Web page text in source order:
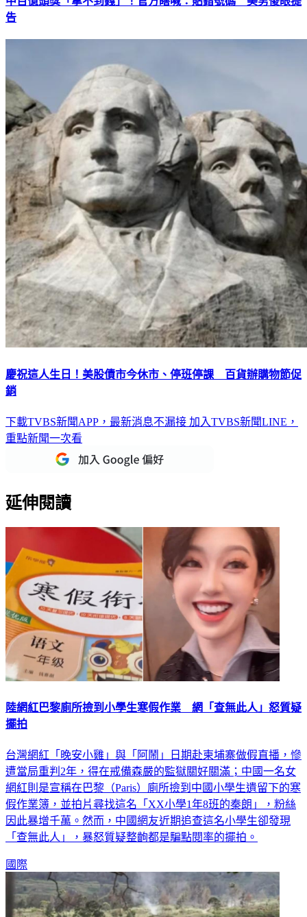
告
慶祝這人生日！美股債市今休市、停班停課 百貨辦購物節促
銷
下載TVBS新聞APP，最新消息不漏接 加入TVBS新聞LINE，
重點新聞一次看
延伸閱讀
陸網紅巴黎廁所撿到小學生寒假作業 網「查無此人」怒質疑
擺拍
台灣網紅「晚安小雞」與「阿鬧」日期赴柬埔寨做假直播，慘
遭當局重判2年，得在戒備森嚴的監獄關好關滿；中國一名女
網紅則是宣稱在巴黎（Paris）廁所撿到中國小學生遺留下的寒
假作業簿，並拍片尋找這名「XX小學1年8班的秦朗」，粉絲
因此暴增千萬。然而，中國網友近期追查這名小學生卻發現
「查無此人」，暴怒質疑整齣都是騙點閱率的擺拍。
國際